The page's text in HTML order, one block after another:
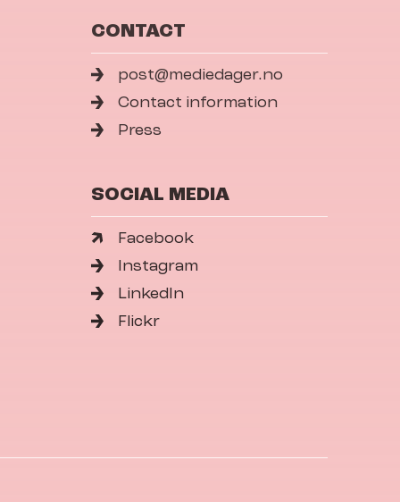
CONTACT
post@mediedager.no
Contact information
Press
SOCIAL MEDIA
Facebook
Instagram
LinkedIn
Flickr